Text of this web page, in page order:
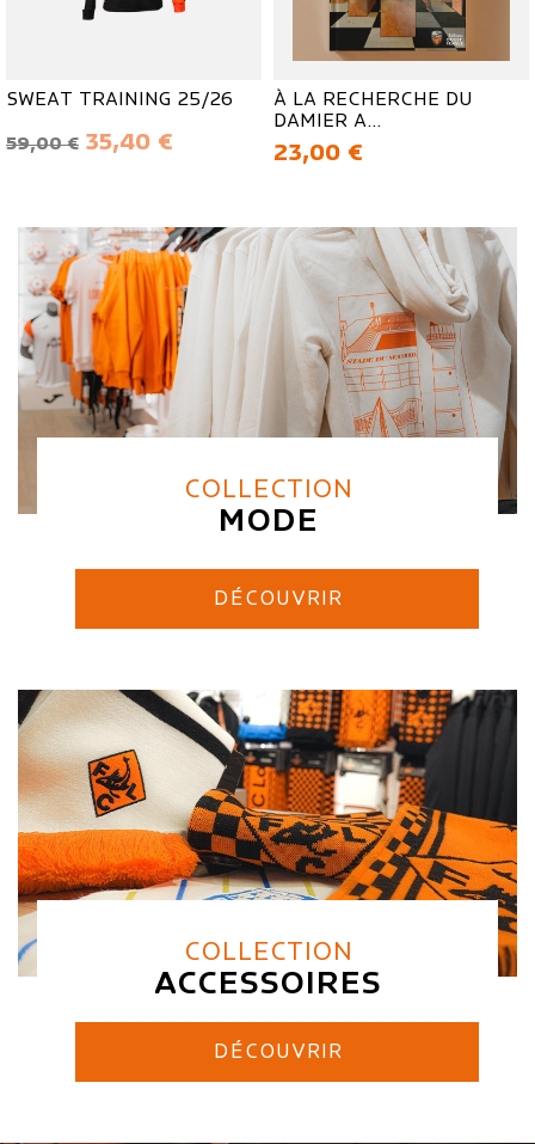
SWEAT TRAINING 25/26
Prix de base
59,00 € Prix
35,40 €
À LA RECHERCHE DU
DAMIER A...
Prix
23,00 €
COLLECTION
MODE
DÉCOUVRIR
COLLECTION
ACCESSOIRES
DÉCOUVRIR